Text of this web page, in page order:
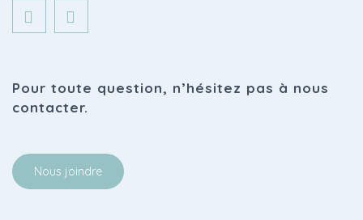
Pour toute question, n’hésitez pas à nous
contacter.
Nous joindre